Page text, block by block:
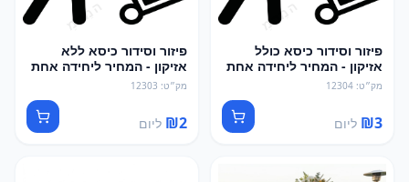
פיזור וסידור כיסא כולל
אזיקון - המחיר ליחידה אחת
מק״ט:
12304
₪3 ליום
פיזור וסידור כיסא ללא
אזיקון - המחיר ליחידה אחת
מק״ט:
12303
₪2 ליום